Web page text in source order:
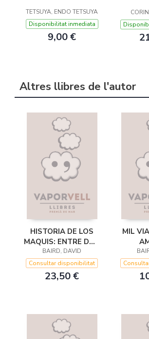
TETSUYA, ENDO TETSUYA
Disponibilitat inmediata
9,00 €
Altres llibres de l'autor
HISTORIA DE LOS
MAQUIS: ENTRE DOS
FUEGOS
BAIRD, DAVID
Consultar disponibilitat
23,50 €
MIL